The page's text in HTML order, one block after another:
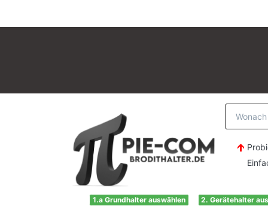
Einfach
1.a Grundhalter auswählen 2. Gerätehalter